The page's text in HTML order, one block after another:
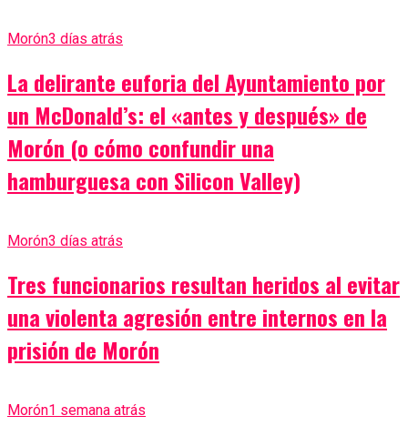
Morón3 días atrás
La delirante euforia del Ayuntamiento por
un McDonald’s: el «antes y después» de
Morón (o cómo confundir una
hamburguesa con Silicon Valley)
Morón3 días atrás
Tres funcionarios resultan heridos al evitar
una violenta agresión entre internos en la
prisión de Morón
Morón1 semana atrás